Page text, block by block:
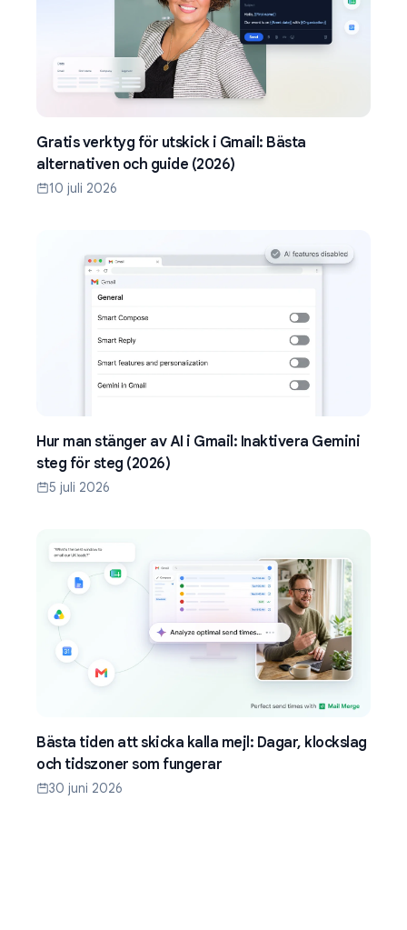
Gratis verktyg för utskick i Gmail: Bästa
alternativen och guide (2026)
10 juli 2026
Hur man stänger av AI i Gmail: Inaktivera Gemini
steg för steg (2026)
5 juli 2026
Bästa tiden att skicka kalla mejl: Dagar, klockslag
och tidszoner som fungerar
30 juni 2026